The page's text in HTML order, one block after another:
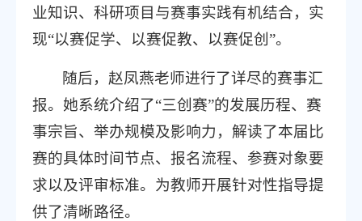
业知识、科研项目与赛事实践有机结合，实
现“以赛促学、以赛促教、以赛促创”。
随后，赵凤燕老师进行了详尽的赛事汇
报。她系统介绍了“三创赛”的发展历程、赛
事宗旨、举办规模及影响力，解读了本届比
赛的具体时间节点、报名流程、参赛对象要
求以及评审标准。为教师开展针对性指导提
供了清晰路径。